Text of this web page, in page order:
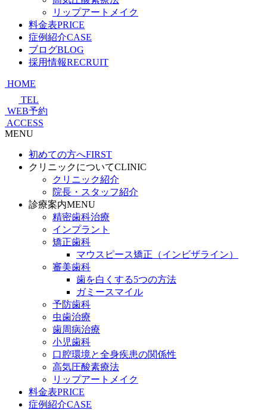
リップアートメイク
料金表PRICE
症例紹介CASE
ブログBLOG
採用情報RECRUIT
HOME
TEL
WEB予約
ACCESS
MENU
初めての方へFIRST
クリニックについてCLINIC
クリニック紹介
院長・スタッフ紹介
診療案内MENU
精密歯科治療
インプラント
矯正歯科
マウスピース矯正（インビザライン）
審美歯科
歯を白くする5つの方法
ガミースマイル
予防歯科
虫歯治療
歯周病治療
小児歯科
口腔環境と全身疾患の関係性
高気圧酸素療法
リップアートメイク
料金表PRICE
症例紹介CASE